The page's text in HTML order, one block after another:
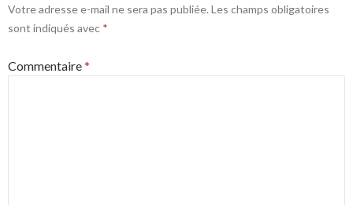
Votre adresse e-mail ne sera pas publiée. Les champs obligatoires
sont indiqués avec *
Commentaire*